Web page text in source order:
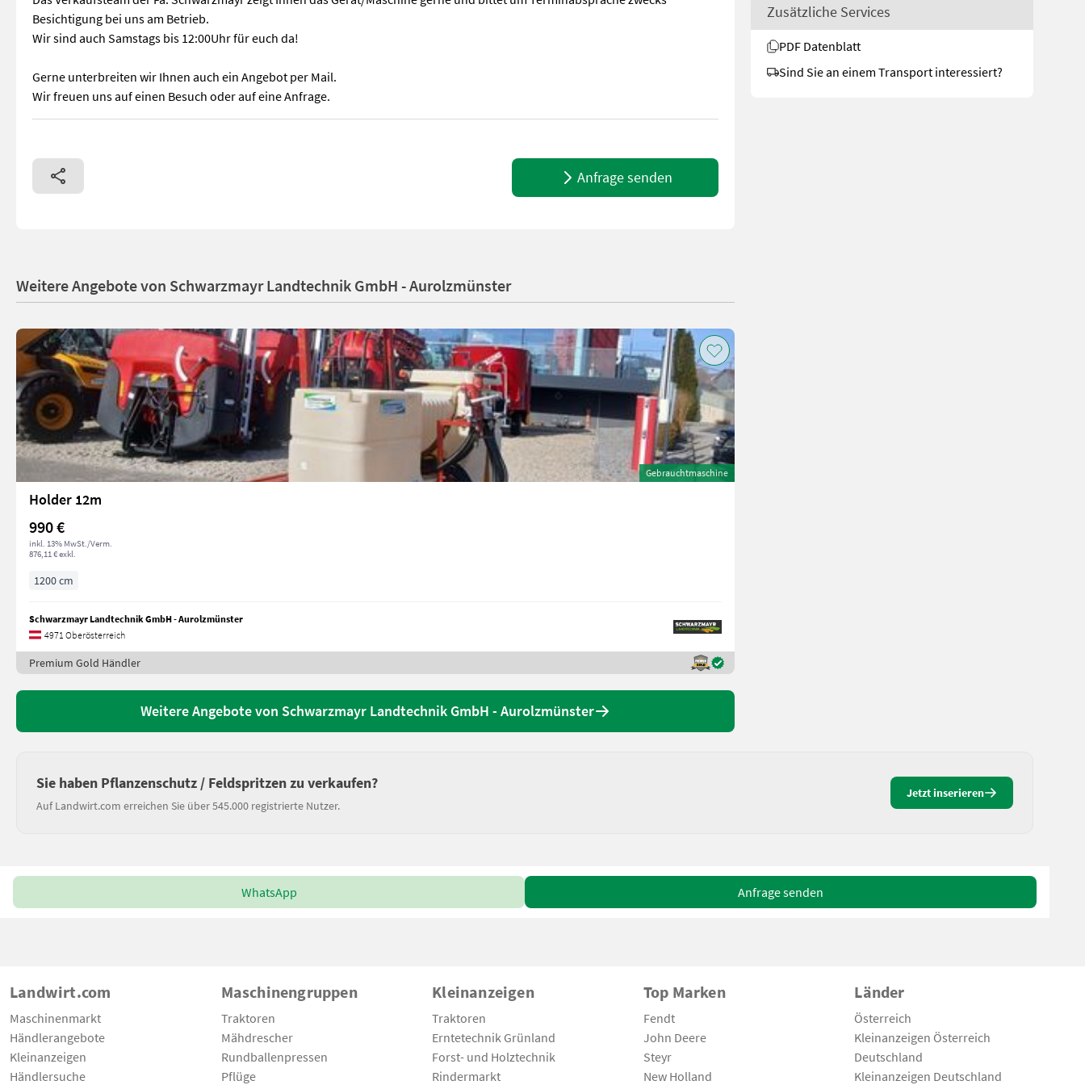
Besichtigung bei uns am Betrieb.
Wir sind auch Samstags bis 12:00Uhr für euch da!
Gerne unterbreiten wir Ihnen auch ein Angebot per Mail.
Wir freuen uns auf einen Besuch oder auf eine Anfrage.
EDV: 72518 Feldspritze - mit 600 Liter Behälter - mit 15m hydraulisch klappbaren Spritzgestänge - mit hydraulischer Höhenverstellung - mit 5 Teilbreiten - mit elektrischer Druckverstellung - mit
Anfrage senden
Zusätzliche Services
PDF Datenblatt
Sind Sie an einem Transport interessiert?
Weitere Angebote von Schwarzmayr Landtechnik GmbH - Aurolzmünster
Gebrauchtmaschine
Holder 12m
990 €
inkl. 13% MwSt./Verm.
876,11 € exkl.
1200 cm
Schwarzmayr Landtechnik GmbH - Aurolzmünster
4971 Oberösterreich
Premium Gold Händler
Weitere Angebote von Schwarzmayr Landtechnik GmbH - Aurolzmünster
Sie haben Pflanzenschutz / Feldspritzen zu verkaufen?
Auf Landwirt.com erreichen Sie über 545.000 registrierte Nutzer.
Jetzt inserieren
WhatsApp Anfrage senden
Landwirt.com
Maschinenmarkt
Händlerangebote
Kleinanzeigen
Händlersuche
Maschinengruppen
Traktoren
Mähdrescher
Rundballenpressen
Pflüge
Kleinanzeigen
Traktoren
Erntetechnik Grünland
Forst- und Holztechnik
Rindermarkt
Top Marken
Fendt
John Deere
Steyr
New Holland
Länder
Österreich
Kleinanzeigen Österreich
Deutschland
Kleinanzeigen Deutschland